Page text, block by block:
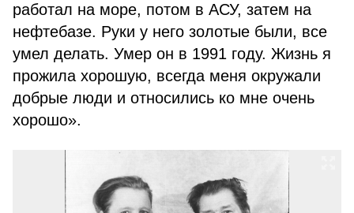
работал на море, потом в АСУ, затем на
нефтебазе. Руки у него золотые были, все
умел делать. Умер он в 1991 году. Жизнь я
прожила хорошую, всегда меня окружали
добрые люди и относились ко мне очень
хорошо».